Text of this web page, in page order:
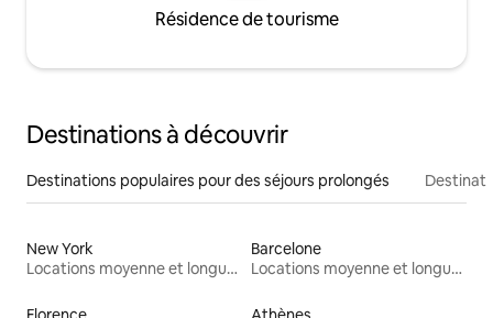
Résidence de tourisme
Destinations à découvrir
Destinations populaires pour des séjours prolongés
New York
Locations moyenne et longue durée
Barcelone
Locations moyenne et longue durée